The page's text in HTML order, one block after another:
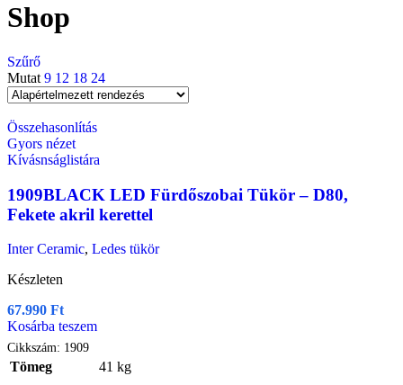
Shop
Szűrő
Mutat 9 12 18 24
Összehasonlítás
Gyors nézet
Kívásnságlistára
1909BLACK LED Fürdőszobai Tükör – D80,
Fekete akril kerettel
Inter Ceramic, Ledes tükör
Készleten
67.990 Ft
Kosárba teszem
Cikkszám: 1909
Tömeg 41 kg